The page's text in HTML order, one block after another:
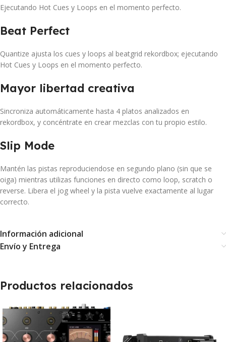
Ejecutando Hot Cues y Loops en el momento perfecto.
Beat Perfect
Quantize ajusta los cues y loops al beatgrid rekordbox; ejecutando
Hot Cues y Loops en el momento perfecto.
Mayor libertad creativa
Sincroniza automáticamente hasta 4 platos analizados en
rekordbox, y concéntrate en crear mezclas con tu propio estilo.
Slip Mode
Mantén las pistas reproduciendose en segundo plano (sin que se
oiga) mientras utilizas funciones en directo como loop, scratch o
reverse. Libera el jog wheel y la pista vuelve exactamente al lugar
correcto.
Información adicional
Envío y Entrega
Productos relacionados